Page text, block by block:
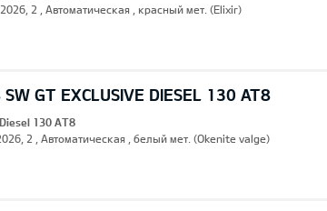
2 , Автоматическая , красный мет. (Elixir)
GT EXCLUSIVE DIESEL 130 AT8
130 AT8
2 , Автоматическая , белый мет. (Okenite valge)